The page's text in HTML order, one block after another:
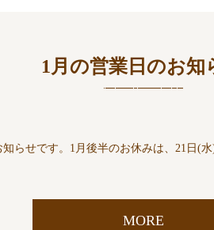
1月の営業日のお知
らせです。1月後半のお休みは、21日(
MORE